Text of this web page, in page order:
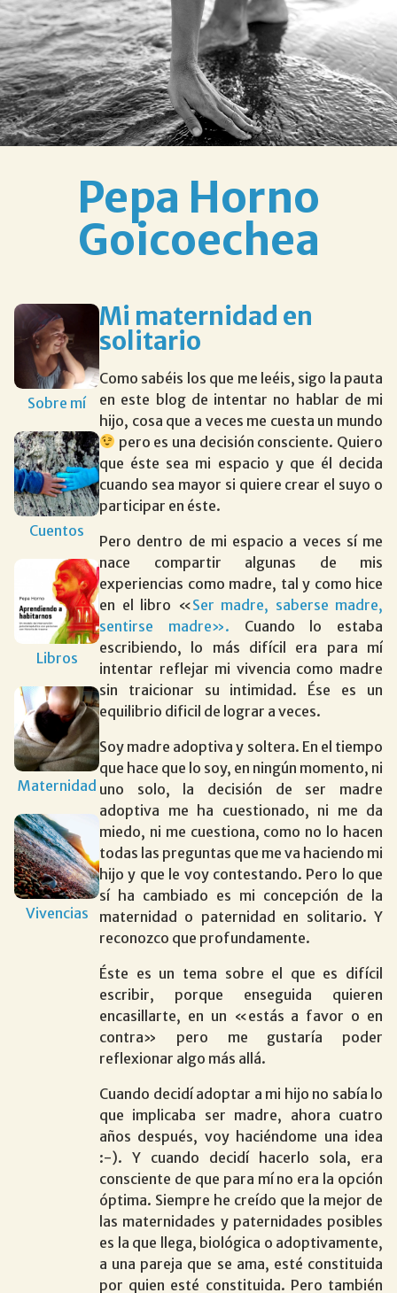
Pepa Horno
Goicoechea
Sobre mí
Cuentos
Libros
Maternidad
Vivencias
Mi maternidad en
solitario
Como sabéis los que me leéis, sigo la pauta
en este blog de intentar no hablar de mi
hijo, cosa que a veces me cuesta un mundo
pero es una decisión consciente. Quiero
que éste sea mi espacio y que él decida
cuando sea mayor si quiere crear el suyo o
participar en éste.
Pero dentro de mi espacio a veces sí me
nace compartir algunas de mis
experiencias como madre, tal y como hice
en el libro «Ser madre, saberse madre,
sentirse madre». Cuando lo estaba
escribiendo, lo más difícil era para mí
intentar reflejar mi vivencia como madre
sin traicionar su intimidad. Ése es un
equilibrio dificil de lograr a veces.
Soy madre adoptiva y soltera. En el tiempo
que hace que lo soy, en ningún momento, ni
uno solo, la decisión de ser madre
adoptiva me ha cuestionado, ni me da
miedo, ni me cuestiona, como no lo hacen
todas las preguntas que me va haciendo mi
hijo y que le voy contestando. Pero lo que
sí ha cambiado es mi concepción de la
maternidad o paternidad en solitario. Y
reconozco que profundamente.
Éste es un tema sobre el que es difícil
escribir, porque enseguida quieren
encasillarte, en un «estás a favor o en
contra» pero me gustaría poder
reflexionar algo más allá.
Cuando decidí adoptar a mi hijo no sabía lo
que implicaba ser madre, ahora cuatro
años después, voy haciéndome una idea
:-). Y cuando decidí hacerlo sola, era
consciente de que para mí no era la opción
óptima. Siempre he creído que la mejor de
las maternidades y paternidades posibles
es la que llega, biológica o adoptivamente,
a una pareja que se ama, esté constituida
por quien esté constituida. Pero también